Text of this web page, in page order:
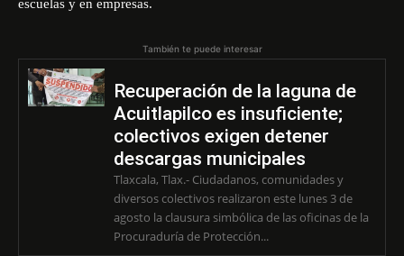
escuelas y en empresas.
También te puede interesar
Recuperación de la laguna de
Acuitlapilco es insuficiente;
colectivos exigen detener
descargas municipales
Tlaxcala, Tlax.- Ciudadanos, comunidades y
diversos colectivos realizaron este lunes 3 de
agosto la clausura simbólica de las oficinas de la
Procuraduría de Protección...